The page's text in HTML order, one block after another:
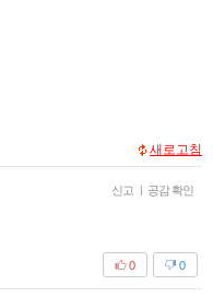
새로고침
신고 | 공감 확인
0
0